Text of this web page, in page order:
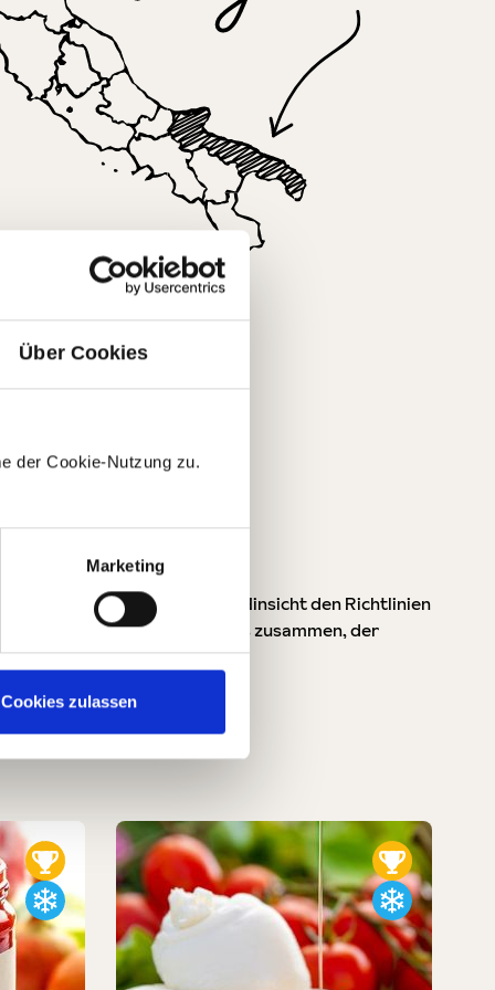
Über Cookies
der Cookie-Nutzung zu.
Marketing
Cookies zulassen
und entspricht in jeglicher Hinsicht den Richtlinien
Gremien des Bio-Bereiches zusammen, der